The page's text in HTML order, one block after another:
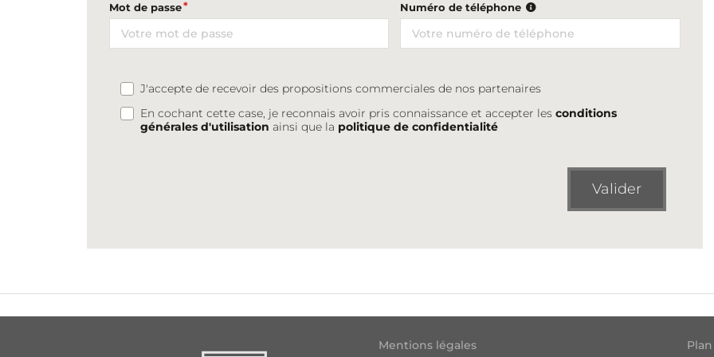
Mot de passe Numéro de téléphone
J'accepte de recevoir des propositions commerciales de nos partenaires
En cochant cette case, je reconnais avoir pris connaissance et accepter lesconditions
générales d'utilisation ainsi que la politique de confidentialité
Valider
Mentions légales